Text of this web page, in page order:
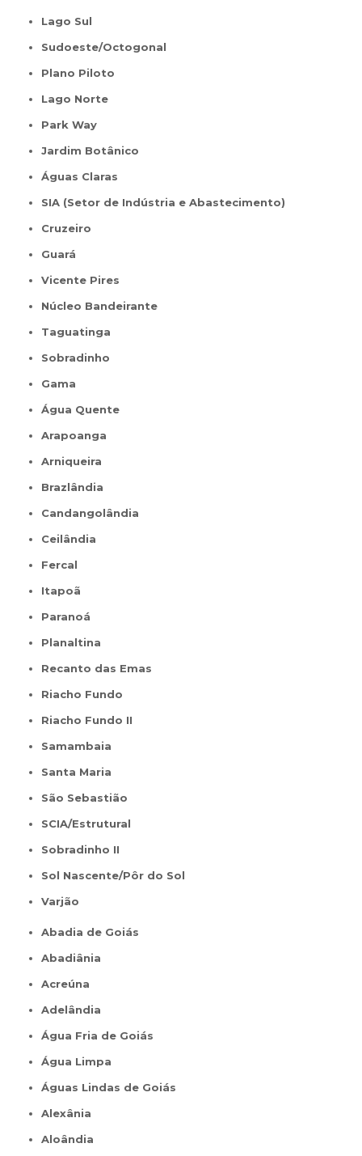
Lago Sul
Sudoeste/Octogonal
Plano Piloto
Lago Norte
Park Way
Jardim Botânico
Águas Claras
SIA (Setor de Indústria e Abastecimento)
Cruzeiro
Guará
Vicente Pires
Núcleo Bandeirante
Taguatinga
Sobradinho
Gama
Água Quente
Arapoanga
Arniqueira
Brazlândia
Candangolândia
Ceilândia
Fercal
Itapoã
Paranoá
Planaltina
Recanto das Emas
Riacho Fundo
Riacho Fundo II
Samambaia
Santa Maria
São Sebastião
SCIA/Estrutural
Sobradinho II
Sol Nascente/Pôr do Sol
Varjão
Abadia de Goiás
Abadiânia
Acreúna
Adelândia
Água Fria de Goiás
Água Limpa
Águas Lindas de Goiás
Alexânia
Aloândia